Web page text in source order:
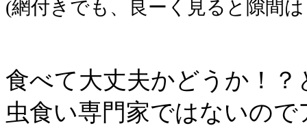
(網付きでも、良ーく見ると隙間
食べて大丈夫かどうか！？
虫食い専門家ではないの